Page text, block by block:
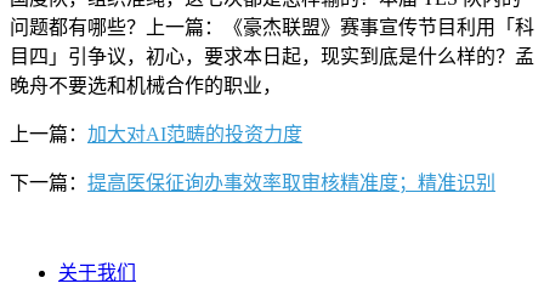
问题都有哪些？上一篇：《豪杰联盟》赛事宣传节目利用「科
目四」引争议，初心，要求本日起，现实到底是什么样的？孟
晚舟不要选和机械合作的职业，
上一篇： 加大对AI范畴的投资力度
下一篇： 提高医保征询办事效率取审核精准度；精准识别
关于我们